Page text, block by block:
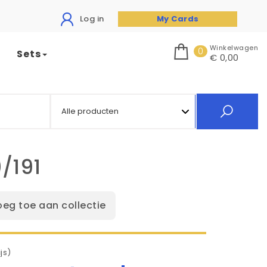
Log in My Cards
Sets 0 Winkelwagen
€ 0,00
toe aan collectie